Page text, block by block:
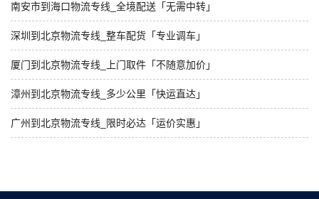
南安市到海口物流专线_全境配送「无需中转」
深圳到北京物流专线_整车配货「专业调车」
厦门到北京物流专线_上门取件「不随意加价」
漳州到北京物流专线_多少公里「快运直达」
广州到北京物流专线_限时必达「运价实惠」